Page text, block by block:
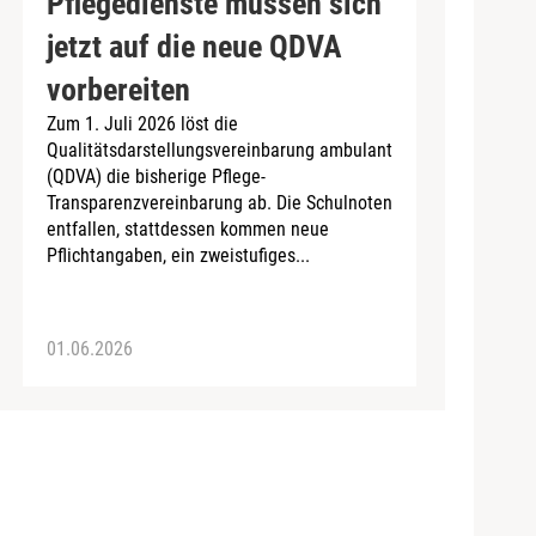
jetzt auf die neue QDVA
vorbereiten
Zum 1. Juli 2026 löst die
Qualitätsdarstellungsvereinbarung ambulant
(QDVA) die bisherige Pflege-
Transparenzvereinbarung ab. Die Schulnoten
entfallen, stattdessen kommen neue
Pflichtangaben, ein zweistufiges...
01.06.2026